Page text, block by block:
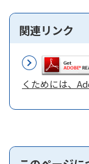
関連リンク
くためには、